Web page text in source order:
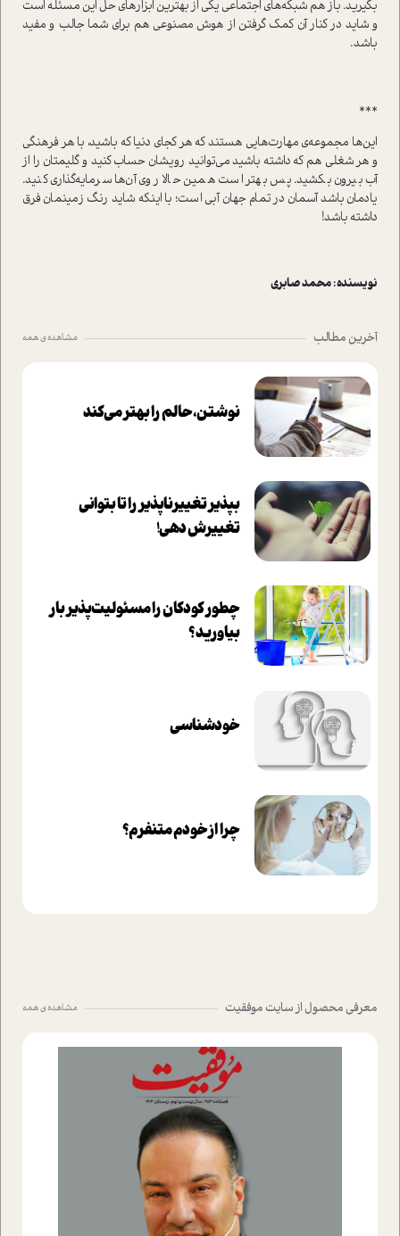
بگیرید. باز هم شبکه‌های اجتماعی یکی از بهترین ابزارهای حل این مسئله است
و شاید در کنار آن کمک گرفتن از هوش مصنوعی هم برای شما جالب و مفید
باشد.
***
این‌ها مجموعه‌ی مهارت‌هایی هستند که هر کجای دنیا که باشید، با هر فرهنگی
و هر شغلی هم که داشته باشید می‌توانید رویشان حساب کنید و گلیمتان را از
آب بیرون بکشید. پس بهتر است همین حالا روی آن‌ها سرمایه‌گذاری کنید.
یادمان باشد آسمان در تمام جهان آبی است؛ با اینکه شاید رنگ زمینمان فرق
داشته باشد!
نویسنده :محمد صابری
آخرین مطالب مشاهده ی همه
نوشتن، حالم را بهتر می‌کند
بپذير تغييرناپذير را تا بتواني
تغييرش دهي!‏
چطور کودکان را مسئولیت‌پذیر بار
بیاورید؟
خودشناسی
چرا از خودم متنفرم؟
معرفی محصول از سایت موفقیت مشاهده ی همه